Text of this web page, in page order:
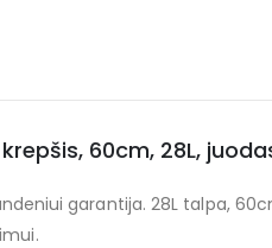
60cm, 28L,
garantija. 28L talpa,